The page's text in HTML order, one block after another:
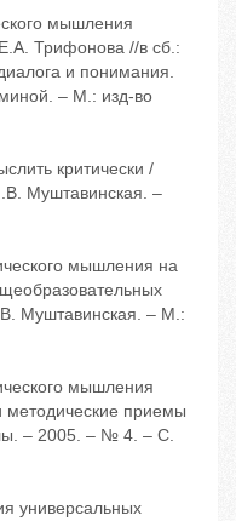
мышления
Трифонова //в сб.:
и понимания.
– М.: изд-во
критически /
Муштавинская. –
мышления на
Муштавинская. – М.:
мышления
методические приемы
– 2005. – № 4. – С.
универсальных